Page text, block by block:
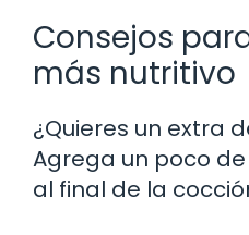
Consejos
más nutritivo
¿Quieres un extra
Agrega un poco
al final de la